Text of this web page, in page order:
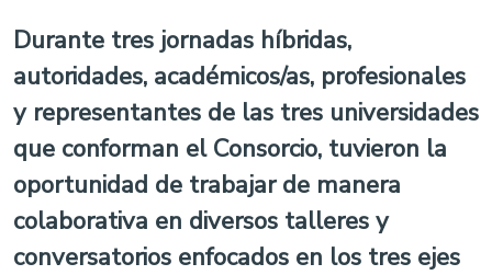
Durante tres jornadas híbridas,
autoridades, académicos/as, profesionales
y representantes de las tres universidades
que conforman el Consorcio, tuvieron la
oportunidad de trabajar de manera
colaborativa en diversos talleres y
conversatorios enfocados en los tres ejes